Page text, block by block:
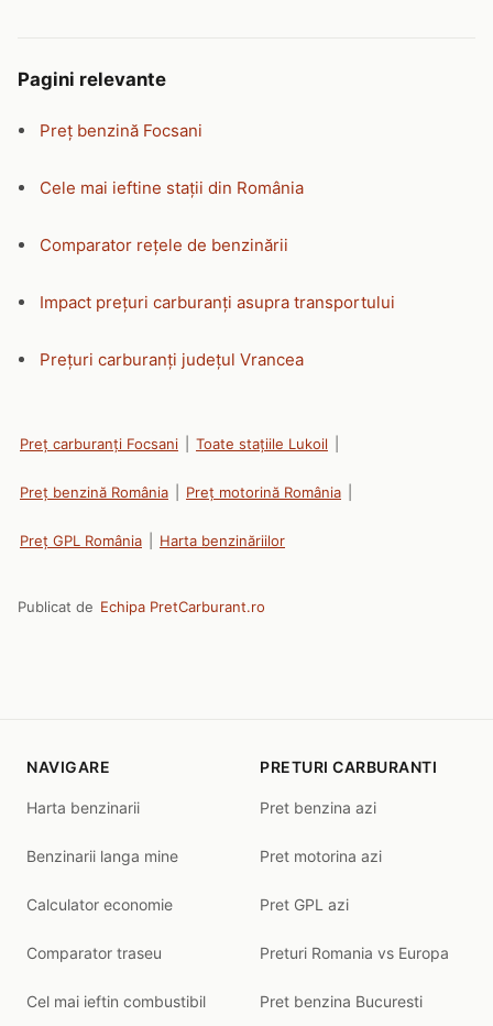
Pagini relevante
Preț benzină Focsani
Cele mai ieftine stații din România
Comparator rețele de benzinării
Impact prețuri carburanți asupra transportului
Prețuri carburanți județul Vrancea
Preț carburanți Focsani Toate stațiile Lukoil
Preț benzină România Preț motorină România
Preț GPL România Harta benzinăriilor
Publicat de Echipa PretCarburant.ro
NAVIGARE
Harta benzinarii
Benzinarii langa mine
Calculator economie
Comparator traseu
Cel mai ieftin combustibil
PRETURI CARBURANTI
Pret benzina azi
Pret motorina azi
Pret GPL azi
Preturi Romania vs Europa
Pret benzina Bucuresti